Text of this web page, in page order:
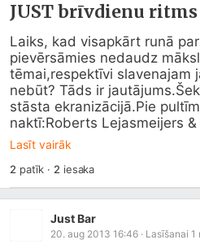
JUST brīvdienu ritms
Laiks, kad visapkārt runā
pievērsāmies nedaudz
tēmai,respektīvi slavenajam
nebūt? Tāds ir
stāsta ekranizācijā.Pie
naktī:Roberts Lejasmeijers
Lasīt vairāk
2 patīk · 2 iesaka
Just Bar
20. aug 2013 16:46 · Lasīšanai 1